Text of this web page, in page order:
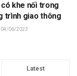
khe nối trong
trình giao thông
04/06/2023
Latest